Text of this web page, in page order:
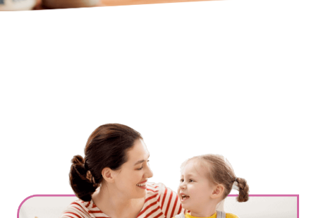
Maintien à domicile
Aide ménagère
Garde d'enfants
Jardinage